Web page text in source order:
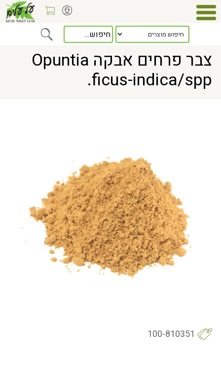
> צבר פרחים אבקה Opuntia ficus-indica/spp.
צבר פרחים אבקה Opuntia
ficus-indica/spp.
100-810351